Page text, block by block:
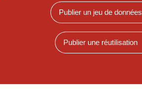
Publier un jeu de données
Publier une réutilisation